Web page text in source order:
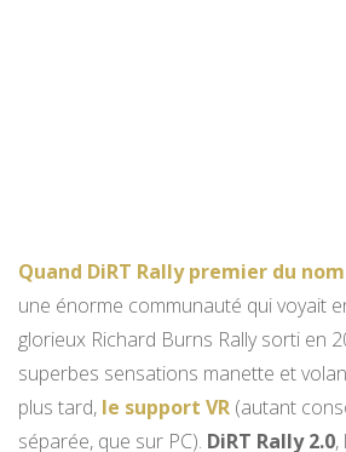
Quand DiRT Rally premier du
une énorme communauté qui voyait
glorieux Richard Burns Rally sorti en
superbes sensations manette et
plus tard, le support VR (autant
séparée, que sur PC). DiRT Rally 2.0,